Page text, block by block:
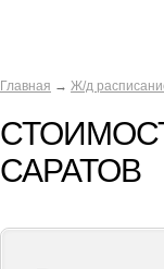
Главная → Ж/д
САРАТОВ